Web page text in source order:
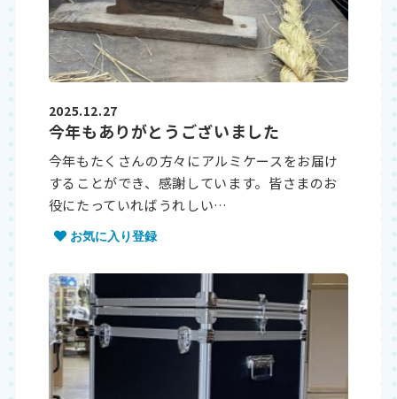
2025.12.27
今年もありがとうございました
今年もたくさんの方々にアルミケースをお届け
することができ、感謝しています。皆さまのお
役にたっていればうれしい…
お気に入り登録